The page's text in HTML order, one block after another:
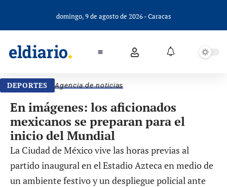
domingo, 9 de agosto de 2026 - Caracas
DEPORTES Agencia de noticias
En imágenes: los aficionados
mexicanos se preparan para el
inicio del Mundial
La Ciudad de México vive las horas previas al
partido inaugural en el Estadio Azteca en medio de
un ambiente festivo y un despliegue policial ante